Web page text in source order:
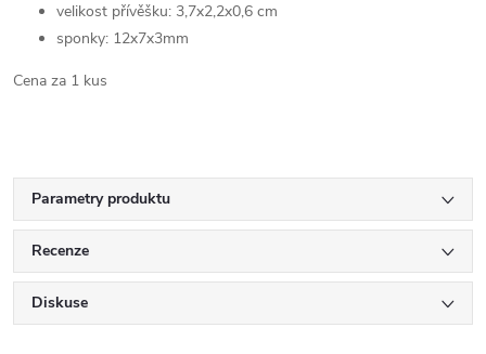
velikost přívěšku: 3,7x2,2x0,6 cm
sponky: 12x7x3mm
Cena za 1 kus
Parametry produktu
Recenze
Diskuse